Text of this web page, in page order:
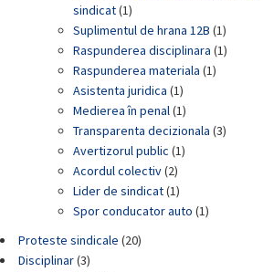
sindicat(1)
Suplimentul de hrana 12B (1)
Raspunderea disciplinara (1)
Raspunderea materiala (1)
Asistenta juridica (1)
Medierea în penal(1)
Transparenta decizionala (3)
Avertizorul public (1)
Acordul colectiv(2)
Lider de sindicat(1)
Spor conducator auto (1)
Proteste sindicale (20)
Disciplinar(3)